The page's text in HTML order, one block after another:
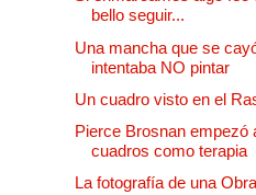
bello seguir...
Una mancha que se
intentaba NO pintar
Un cuadro visto en el
Pierce Brosnan empezó
cuadros como terapia
La fotografía de una